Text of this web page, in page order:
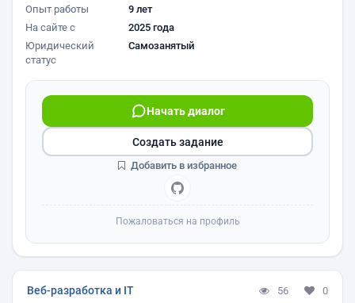
Опыт работы
9 лет
На сайте с
2025 года
Юридический
статус
Самозанятый
Начать диалог
Создать задание
Добавить в избранное
Пожаловаться на профиль
Веб-разработка и IT 56 0